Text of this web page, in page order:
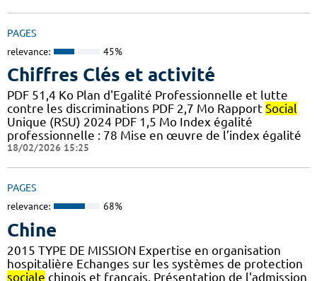
PAGES
relevance: 45%
Chiffres Clés et activité
PDF 51,4 Ko Plan d'Egalité Professionnelle et lutte
contre les discriminations PDF 2,7 Mo Rapport Social
Unique (RSU) 2024 PDF 1,5 Mo Index égalité
professionnelle : 78 Mise en œuvre de l’index égalité
18/02/2026 15:25
PAGES
relevance: 68%
Chine
2015 TYPE DE MISSION Expertise en organisation
hospitalière Echanges sur les systèmes de protection
sociale chinois et français. Présentation de l'admission